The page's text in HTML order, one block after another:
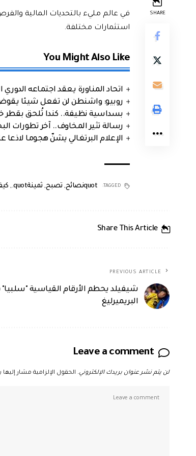
SHARE
في عالم مليء بالتحديات المالية
استثمارات مختلفة.
You Might Also Like
اتحاد المناورة يعقد اجتماعه الدوري
روبيو: واشنطن لن تفعل شيئا
بسداسية نظيفة.. كندا تُلحق بقطر
رسالة تثير المخاوف.. آخر تطورات
الإعلام البرتغالي يشنّ هجوما لاذعا
TAGGED: quotنصائح , تصبح, ثمينةquot. ,
Share This Article
PREVIOUS ARTICLE
شيفيلد يحطم الأرقام القياسية "سلبيا"
البريميرليغ
Leave a comment
لن يتم نشر عنوان بريدك الإلكتروني. الحقول الإلزامية مشار إليها